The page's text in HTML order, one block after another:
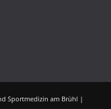
Sportmedizin am Brühl |